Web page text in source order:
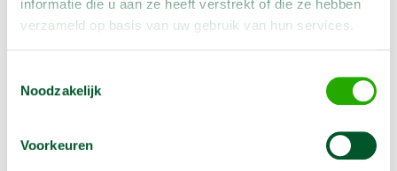
informatie die u aan ze heeft verstrekt of die ze hebben
verzameld op basis van uw gebruik van hun services.
Noodzakelijk
Voorkeuren
Diameter